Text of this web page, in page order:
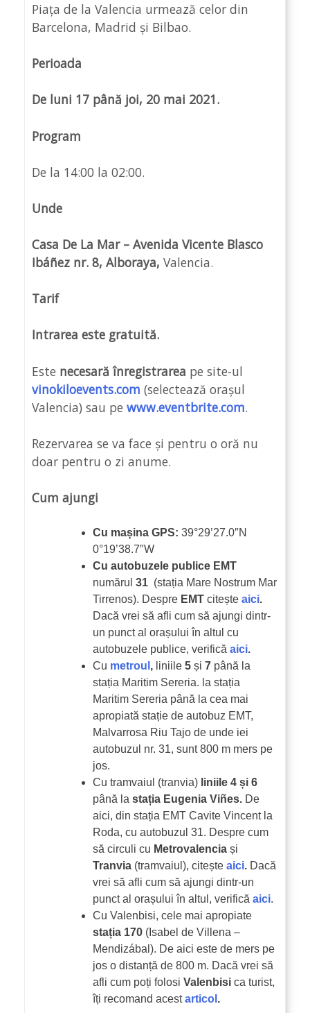
Piața de la Valencia urmează celor din
Barcelona, Madrid și Bilbao.
Perioada
De luni 17 până joi, 20 mai 2021.
Program
De la 14:00 la 02:00.
Unde
Casa De La Mar – Avenida Vicente Blasco
Ibáñez nr. 8, Alboraya, Valencia.
Tarif
Intrarea este gratuită.
Este necesară înregistrarea pe site-ul
vinokiloevents.com (selectează orașul
Valencia) sau pe www.eventbrite.com.
Rezervarea se va face și pentru o oră nu
doar pentru o zi anume.
Cum ajungi
Cu mașina GPS: 39°29’27.0″N
0°19’38.7″W
Cu autobuzele publice EMT
numărul 31 (stația Mare Nostrum Mar
Tirrenos). Despre EMT citește aici.
Dacă vrei să afli cum să ajungi dintr-
un punct al orașului în altul cu
autobuzele publice, verifică aici.
Cu metroul , liniile 5 și 7 până la
stația Maritim Sereria. la stația
Maritim Sereria până la cea mai
apropiată stație de autobuz EMT,
Malvarrosa Riu Tajo de unde iei
autobuzul nr. 31, sunt 800 m mers pe
jos.
Cu tramvaiul (tranvia) liniile 4 și 6
până la stația Eugenia Viñes. De
aici, din stația EMT Cavite Vincent la
Roda, cu autobuzul 31. Despre cum
să circuli cu Metrovalencia și
Tranvia (tramvaiul), citește aici. Dacă
vrei să afli cum să ajungi dintr-un
punct al orașului în altul, verifică aici.
Cu Valenbisi, cele mai apropiate
stația 170 (Isabel de Villena –
Mendizábal). De aici este de mers pe
jos o distanță de 800 m. Dacă vrei să
afli cum poți folosi Valenbisi ca turist,
îți recomand acestarticol .